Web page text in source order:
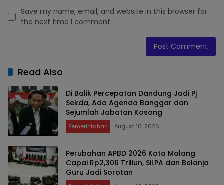
Save my name, email, and website in this browser for
the next time I comment.
Read Also
Di Balik Percepatan Dandung Jadi Pj
Sekda, Ada Agenda Banggar dan
Sejumlah Jabatan Kosong
Pemerintahan August 10, 2026
Perubahan APBD 2026 Kota Malang
Capai Rp2,306 Triliun, SiLPA dan Belanja
Guru Jadi Sorotan